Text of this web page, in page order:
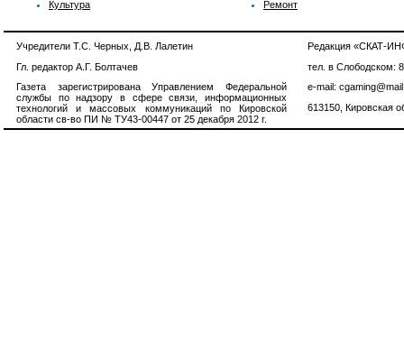
Культура Ремонт
Учредители Т.С. Черных, Д.В. Лалетин
Гл. редактор А.Г. Болтачев
Газета зарегистрирована Управлением Федеральной
службы по надзору в сфере связи, информационных
технологий и массовых коммуникаций по Кировской
области св-во ПИ № ТУ43-00447 от 25 декабря 2012 г.
Редакция «СКАТ-
тел. в Слободском:
e-mail:
613150, Кировская